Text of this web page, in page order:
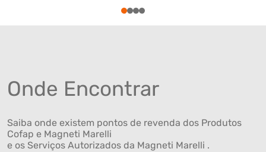
1234
Onde Encontrar
Saiba onde existem pontos de revenda dos Produtos
Cofap e Magneti Marelli
e os Serviços Autorizados da Magneti Marelli .